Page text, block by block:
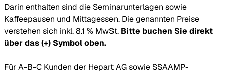
Darin enthalten sind die Seminarunterlagen sowie
Kaffeepausen und Mittagessen. Die genannten Preise
verstehen sich inkl. 8.1 % MwSt. Bitte buchen Sie direkt
über das (+) Symbol oben.
Für A-B-C Kunden der Hepart AG sowie SSAAMP-